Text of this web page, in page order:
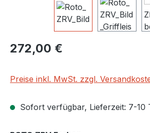
Regulärer Preis:
272,00 €
Preise inkl. MwSt. zzgl.
Sofort verfügbar, Lieferzeit: 7-10